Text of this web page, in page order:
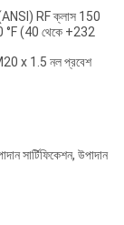
(ANSI) RF ক্লাস 150
°F (40 থেকে +232
M20 x 1.5 নল প্রবেশ
উপাদান